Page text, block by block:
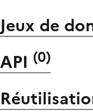
Jeux de
API (0)